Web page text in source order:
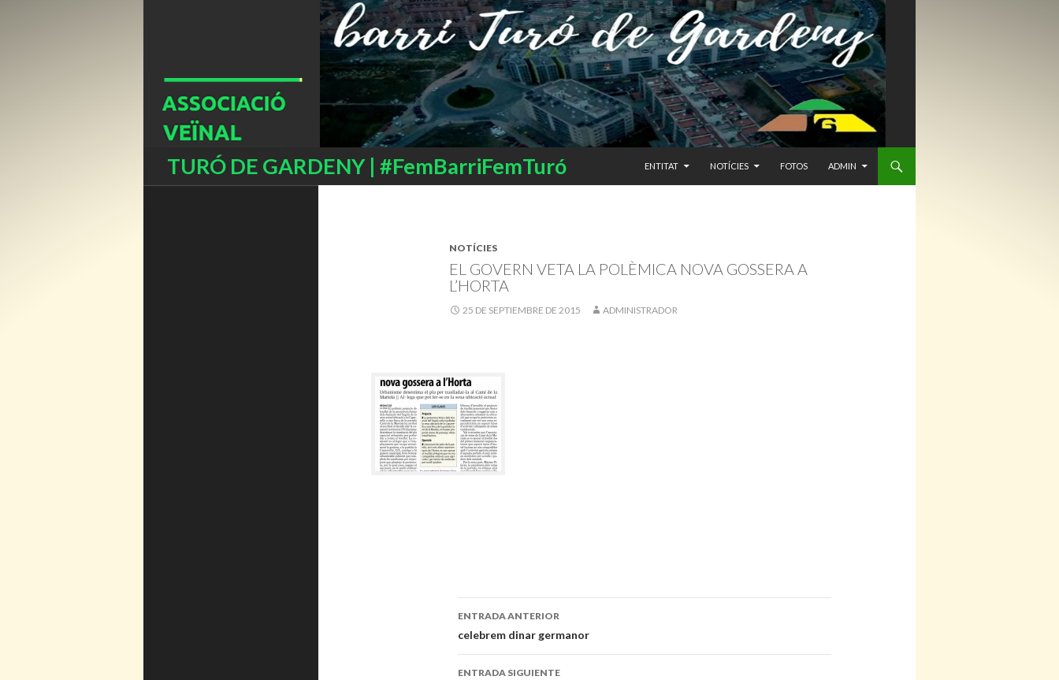
TURÓ DE GARDENY | #FemBarriFemTuró
Buscar
ENTITAT
NOTÍCIES FOTOS ADMIN
NOTÍCIES
EL GOVERN VETA LA POLÈMICA NOVA GOSSERA A
L’HORTA
25 DE SEPTIEMBRE DE 2015 ADMINISTRADOR
Navegación
de
ENTRADA ANTERIOR
celebrem dinar germanor
ENTRADA SIGUIENTE